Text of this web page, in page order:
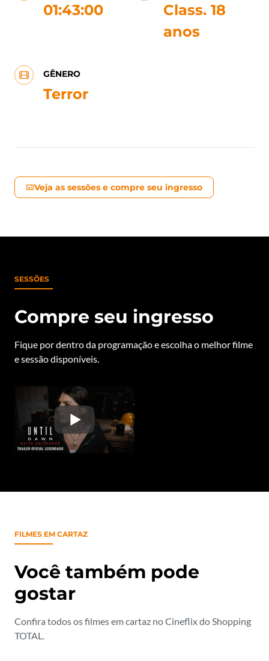
01:43:00
Class. 18
anos
GÊNERO
Terror
Veja as sessões e compre seu ingresso
SESSÕES
Compre seu ingresso
Fique por dentro da programação e escolha o melhor filme
e sessão disponíveis.
FILMES EM CARTAZ
Você também pode
gostar
Confira todos os filmes em cartaz no Cineflix do Shopping
TOTAL.